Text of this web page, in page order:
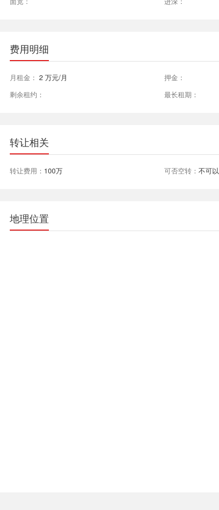
费用明细
月租金： 2 万元/月
押金：
剩余租约：
最长租期：
转让相关
转让费用： 100万 可否空转：不可以
地理位置